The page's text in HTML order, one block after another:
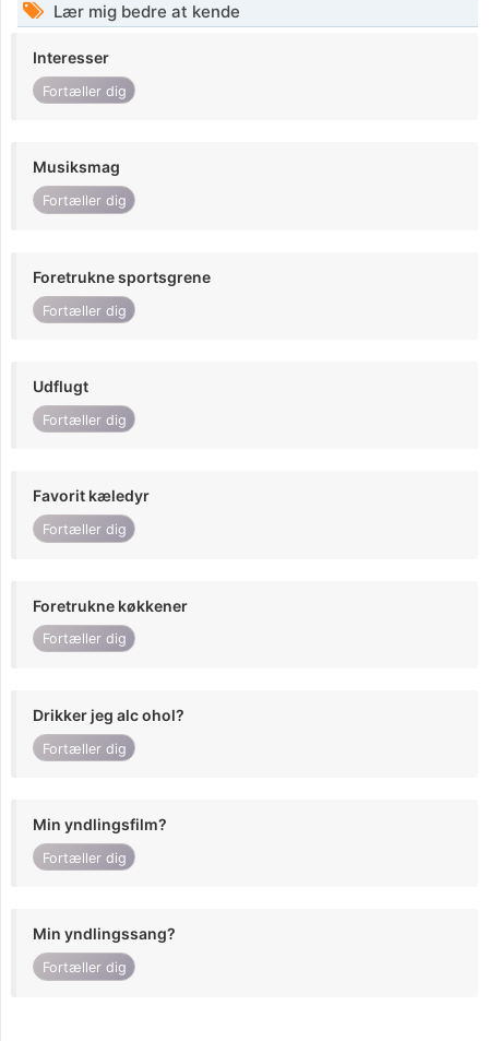
Lær mig bedre at kende
Interesser
Fortæller dig
Musiksmag
Fortæller dig
Foretrukne sportsgrene
Fortæller dig
Udflugt
Fortæller dig
Favorit kæledyr
Fortæller dig
Foretrukne køkkener
Fortæller dig
Drikker jeg alc ohol?
Fortæller dig
Min yndlingsfilm?
Fortæller dig
Min yndlingssang?
Fortæller dig